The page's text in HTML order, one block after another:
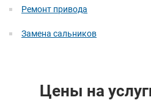
Ремонт привода
Замена сальников
Цены на